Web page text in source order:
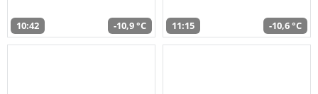
10:42 -10,9 °C 11:15 -10,6 °C